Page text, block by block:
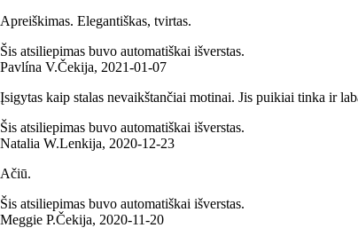
Apreiškimas. Elegantiškas, tvirtas.
Šis atsiliepimas buvo automatiškai išverstas.
Pavlína V.Čekija, 2021‑01‑07
Įsigytas kaip stalas nevaikštančiai motinai. Jis puikiai tinka ir
Šis atsiliepimas buvo automatiškai išverstas.
Natalia W.Lenkija, 2020‑12‑23
Ačiū.
Šis atsiliepimas buvo automatiškai išverstas.
Meggie P.Čekija, 2020‑11‑20